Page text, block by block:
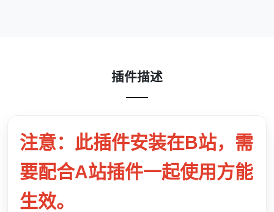
插件描述
注意：此插件安装在B站，需
要配合A站插件一起使用方能
生效。